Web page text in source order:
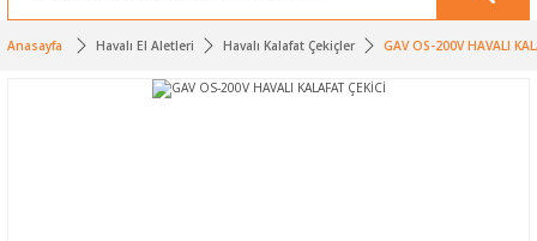
Anasayfa Havalı El Aletleri Havalı Kalafat Çekiçler GAV OS-200V HAVALI